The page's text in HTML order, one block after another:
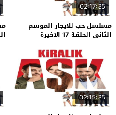
02:17:35
مسلسل حب للايجار الموسم
الثاني الحلقة 17 الاخيرة
02:15:35